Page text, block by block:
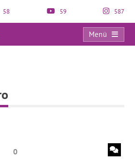
58 59 587
Menü
diana-pauseiro
0